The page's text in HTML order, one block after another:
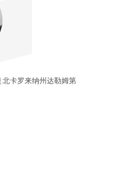
北卡罗来纳州达勒姆第